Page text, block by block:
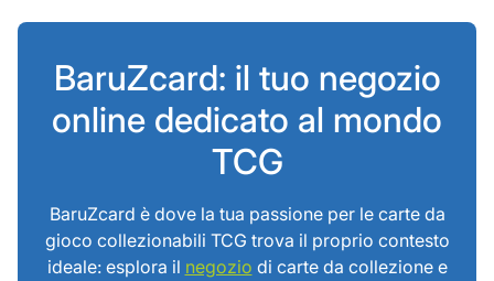
BaruZcard: il tuo negozio
online dedicato al mondo
TCG
BaruZcard è dove la tua passione per le carte da
gioco collezionabili TCG trova il proprio contesto
ideale: esplora il negozio di carte da collezione e